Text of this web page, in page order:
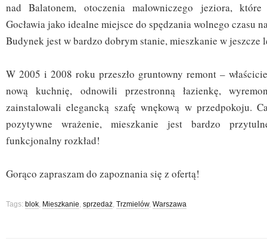
nad Balatonem, otoczenia malowniczego jeziora, które
Gocławia jako idealne miejsce do spędzania wolnego czasu
Budynek jest w bardzo dobrym stanie, mieszkanie w jeszcze
W 2005 i 2008 roku przeszło gruntowny remont –
nową kuchnię, odnowili przestronną łazienkę,
zainstalowali elegancką szafę wnękową w przedpokoju.
pozytywne wrażenie, mieszkanie jest bardzo
funkcjonalny rozkład!
Gorąco zapraszam do zapoznania się z ofertą!
Tags: blok, Mieszkanie, sprzedaż, Trzmielów, Warszawa